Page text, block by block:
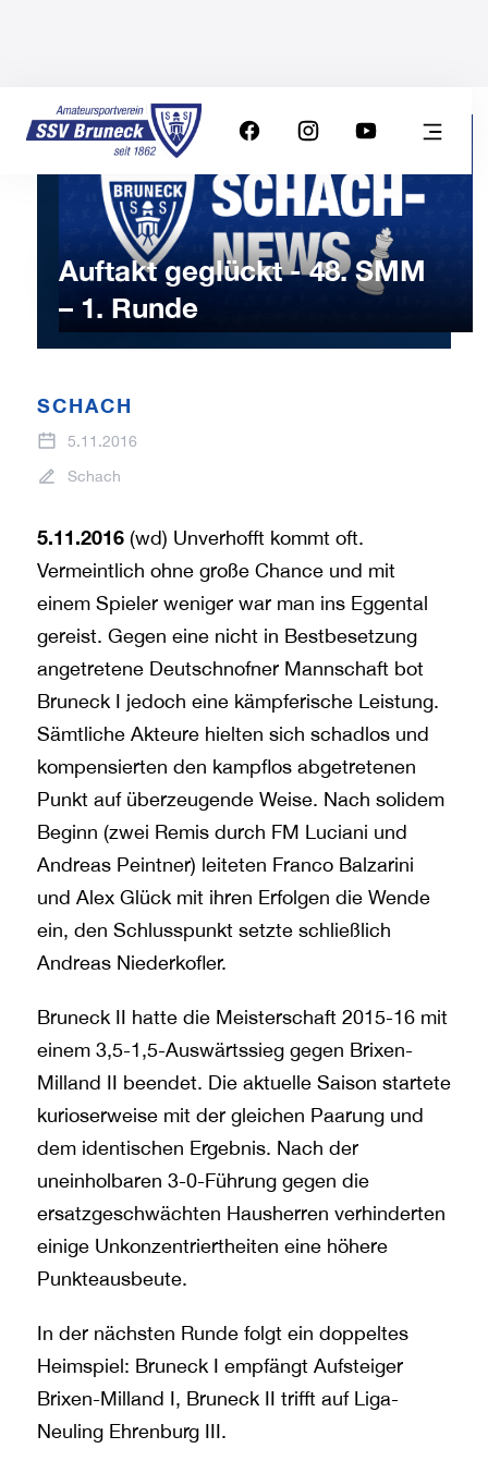
Auftakt geglückt - 48. SMM
– 1. Runde
SCHACH
5.11.2016
Schach
5.11.2016(wd) Unverhofft kommt oft.
Vermeintlich ohne große Chance und mit
einem Spieler weniger war man ins Eggental
gereist. Gegen eine nicht in Bestbesetzung
angetretene Deutschnofner Mannschaft bot
Bruneck I jedoch eine kämpferische Leistung.
Sämtliche Akteure hielten sich schadlos und
kompensierten den kampflos abgetretenen
Punkt auf überzeugende Weise. Nach solidem
Beginn (zwei Remis durch FM Luciani und
Andreas Peintner) leiteten Franco Balzarini
und Alex Glück mit ihren Erfolgen die Wende
ein, den Schlusspunkt setzte schließlich
Andreas Niederkofler.
Bruneck II hatte die Meisterschaft 2015-16 mit
einem 3,5-1,5-Auswärtssieg gegen Brixen-
Milland II beendet. Die aktuelle Saison startete
kurioserweise mit der gleichen Paarung und
dem identischen Ergebnis. Nach der
uneinholbaren 3-0-Führung gegen die
ersatzgeschwächten Hausherren verhinderten
einige Unkonzentriertheiten eine höhere
Punkteausbeute.
In der nächsten Runde folgt ein doppeltes
Heimspiel: Bruneck I empfängt Aufsteiger
Brixen-Milland I, Bruneck II trifft auf Liga-
Neuling Ehrenburg III.